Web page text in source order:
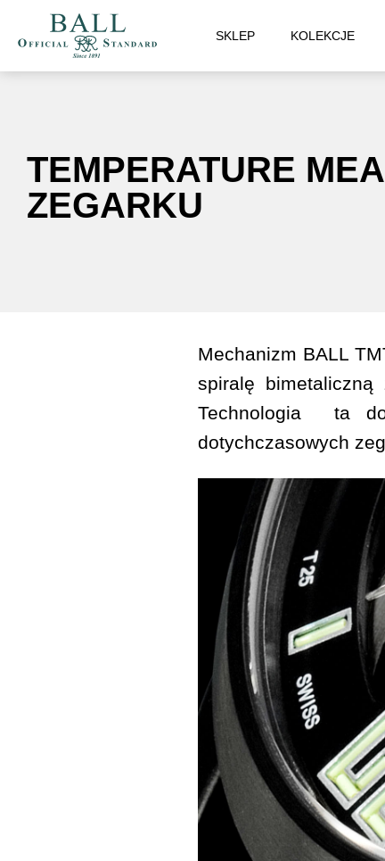
SKLEP KOLEKCJE
TEMPERATURE
ZEGARKU
Mechanizm BALL
spiralę
Technologia ta
dotychczasowych